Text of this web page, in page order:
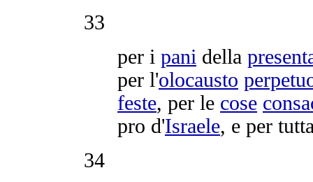
33
per i pani della
per l'olocausto
feste, per le cose
pro d'Israele, e per
34